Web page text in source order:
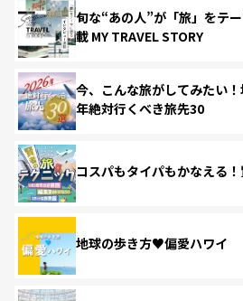
旬な“あの人”が「旅」をテ
載 MY TRAVEL STORY
今、こんな旅がしてみたい
年絶対行くべき旅先30
コスパもタイパもかなえる
地球の歩き方♥偏愛ハワイ